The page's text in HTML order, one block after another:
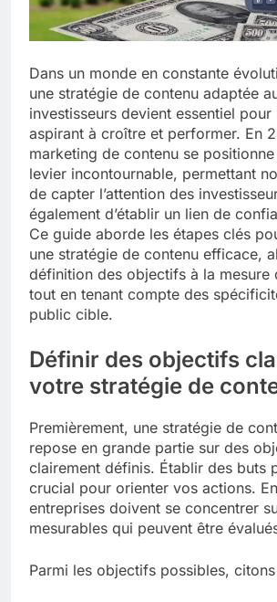
Dans un monde en constante
une stratégie de contenu adaptée
investisseurs devient essentiel pour
aspirant à croître et performer. En
marketing de contenu se
levier incontournable, permettant
de capter l’attention des
également d’établir un lien de
Ce guide aborde les étapes clés
une stratégie de contenu efficace,
définition des objectifs à la mesure
tout en tenant compte des
public cible.
Définir des objectifs
votre stratégie de
Premièrement, une stratégie de
repose en grande partie sur des
clairement définis. Établir des buts
crucial pour orienter vos actions.
entreprises doivent se concentrer
mesurables qui peuvent être
Parmi les objectifs possibles,